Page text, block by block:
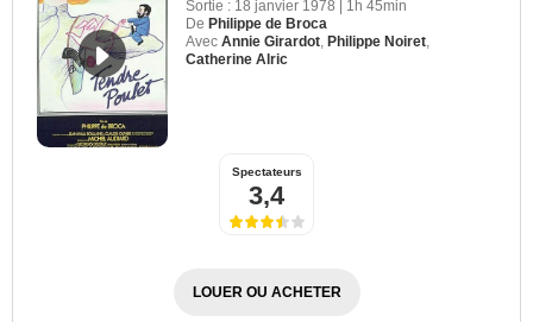
Sortie : 18 janvier 1978
1h 45min
De Philippe de Broca
Avec Annie Girardot, Philippe Noiret,
Catherine Alric
Spectateurs
3,4
LOUER OU ACHETER